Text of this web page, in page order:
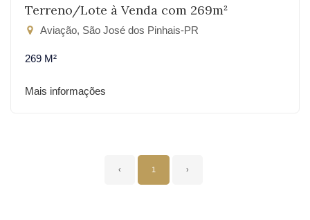
Terreno/Lote à Venda com 269m²
Aviação, São José dos Pinhais-PR
269 M²
Mais informações
‹ 1 ›